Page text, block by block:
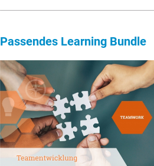
Passendes Learning Bundle